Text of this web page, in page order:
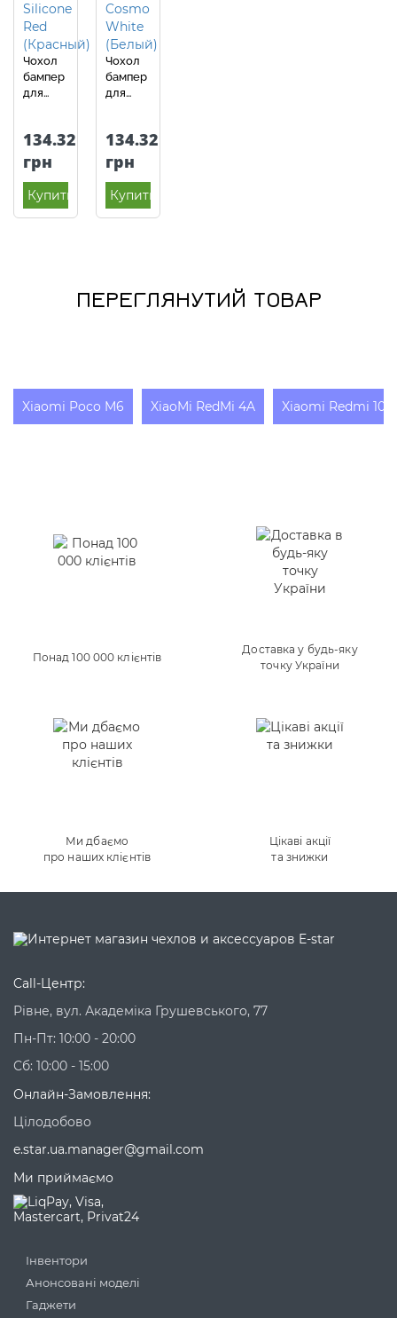
Чохол
бампер
для
Ipaky
Silicone
Red
(Червоний)
134.32
грн
Купить
Чохол
бампер
для
Anomaly
Cosmo
White
(Білий)
134.32
грн
Купить
ПЕРЕГЛЯНУТИЙ ТОВАР
Xiaomi Poco M6 XiaoMi RedMi 4A Xiaomi Redmi 10X
Понад 100 000 клієнтів
Доставка у будь-яку
точку України
Ми дбаємо
про наших клієнтів
Цікаві акції
та знижки
Call-Центр:
Рівне, вул. Академіка Грушевського, 77
Пн-Пт: 10:00 - 20:00
Сб: 10:00 - 15:00
Онлайн-Замовлення:
Цілодобово
e.star.ua.manager@gmail.com
Ми приймаємо
Інвентори
Анонсовані моделі
Гаджети